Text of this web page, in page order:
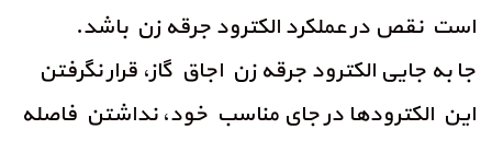
است نقص در عملکرد الکترود جرقه زن باشد.
جا به جایی الکترود جرقه زن اجاق گاز، قرار نگرفتن
این الکترود‌ها در جای مناسب خود، نداشتن فاصله